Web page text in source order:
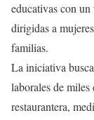
educativas con
dirigidas a
familias.
La iniciativa
laborales de
restaurantera,